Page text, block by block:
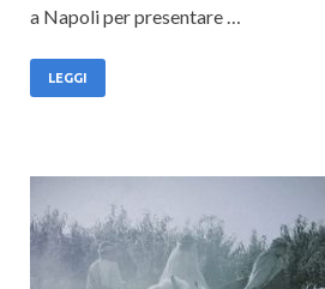
a Napoli per presentare …
LEGGI